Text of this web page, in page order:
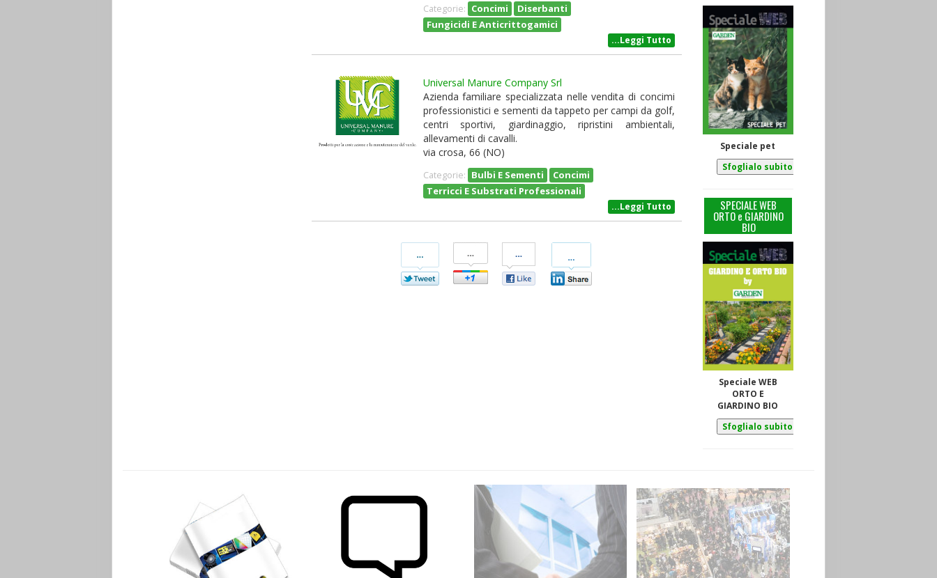
Categorie: Concimi
Diserbanti
Fungicidi E Anticrittogamici
...Leggi Tutto
Universal Manure Company Srl
Azienda familiare specializzata nelle vendita di concimi
professionistici e sementi da tappeto per campi da golf,
centri sportivi, giardinaggio, ripristini ambientali,
allevamenti di cavalli.
via crosa, 66 (NO)
Categorie: Bulbi E Sementi
Concimi
Terricci E Substrati Professionali
...Leggi Tutto
Condividi
Su
Twitter
Condividi
Su
Google+
Condividi
Su
Facebook
Condividi
Su
Linkedin
Speciale pet
SPECIALE WEB
ORTO e GIARDINO
BIO
Speciale WEB
ORTO E
GIARDINO BIO